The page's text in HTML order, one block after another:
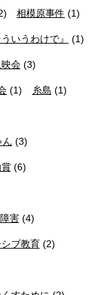
相模原事件 (1)
いうわけで』 (1)
会(3)
(1) 糸島 (1)
ん (3)
(6)
害(4)
ブ教育(2)